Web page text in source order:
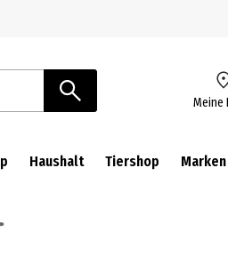
Meine
Haushalt Tiershop Marken